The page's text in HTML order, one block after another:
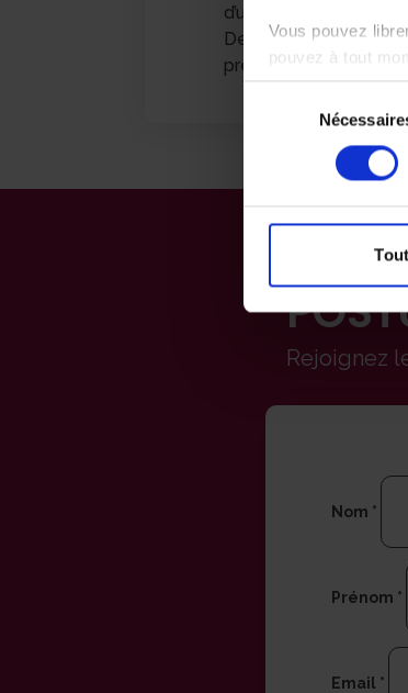
Vous pouvez
pouvez à tout
consentement
d’utilisation de votre
Des réductions sur
prestataires
Rejoignez
Nom *
Prénom *
Email *